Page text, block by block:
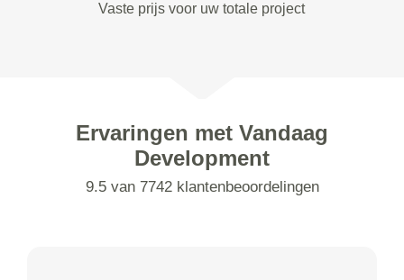
Vaste prijs voor uw totale project
Ervaringen met Vandaag
Development
9.5 van 7742 klantenbeoordelingen